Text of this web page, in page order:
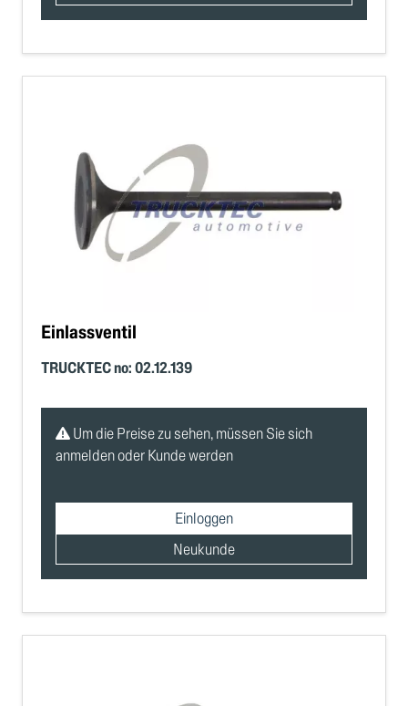
Einlassventil
TRUCKTEC no: 02.12.139
Um die Preise zu sehen, müssen Sie sich
anmelden oder Kunde werden
Einloggen
Neukunde